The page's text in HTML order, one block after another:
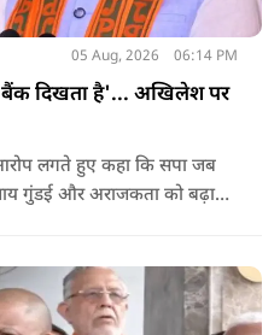
05 Aug, 2026 06:14 PM
बैंक दिखता है'... अखिलेश पर
लगते हुए कहा कि सपा जब
गुंडई और अराजकता को बढ़ावा